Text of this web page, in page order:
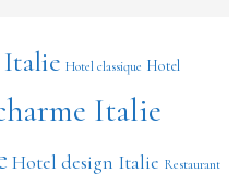
Hotel classique Hotel
Italie
Hotel design Italie Restaurant